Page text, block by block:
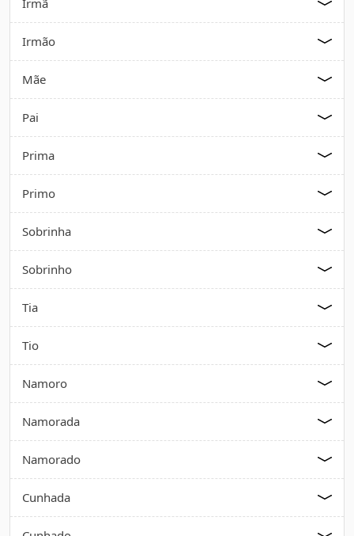
Irmão
Mãe
Pai
Prima
Primo
Sobrinha
Sobrinho
Tia
Tio
Namoro
Namorada
Namorado
Cunhada